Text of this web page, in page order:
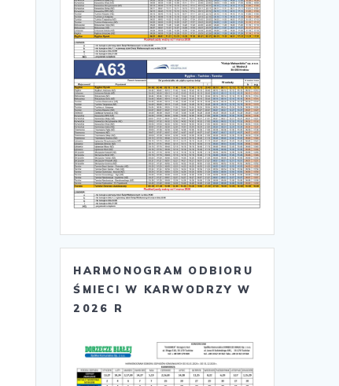
HARMONOGRAM ODBIORU
ŚMIECI W KARWODRZY W
2026 R